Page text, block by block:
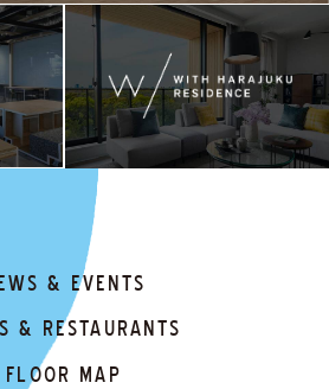
& EVENTS
& RESTAURANTS
FLOOR MAP